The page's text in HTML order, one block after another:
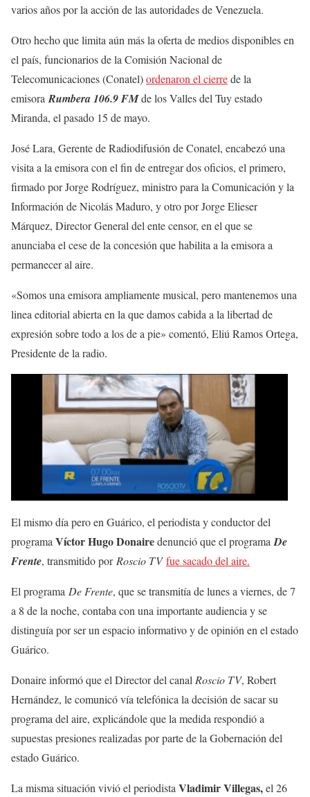
varios años por la acción de las autoridades de Venezuela.
Otro hecho que limita aún más la oferta de medios disponibles en
el país, funcionarios de la Comisión Nacional de
Telecomunicaciones (Conatel)ordenaron el cierrede la
emisora Rumbera 106.9 FMde los Valles del Tuy estado
Miranda, el pasado 15 de mayo.
José Lara, Gerente de Radiodifusión de Conatel, encabezó una
visita a la emisora con el fin de entregar dos oficios, el primero,
firmado por Jorge Rodríguez, ministro para la Comunicación y la
Información de Nicolás Maduro, y otro por Jorge Elieser
Márquez, Director General del ente censor, en el que se
anunciaba el cese de la concesión que habilita a la emisora a
permanecer al aire.
«Somos una emisora ampliamente musical, pero mantenemos una
linea editorial abierta en la que damos cabida a la libertad de
expresión sobre todo a los de a pie» comentó, Eliú Ramos Ortega,
Presidente de la radio.
El mismo día pero en Guárico, el periodista y conductor del
programa Víctor Hugo Donairedenunció que el programa De
Frente, transmitido por Roscio TV fue sacado del aire.
El programa De Frente, que se transmitía de lunes a viernes, de 7
a 8 de la noche, contaba con una importante audiencia y se
distinguía por ser un espacio informativo y de opinión en el estado
Guárico.
Donaire informó que el Director del canal Roscio TV, Robert
Hernández, le comunicó vía telefónica la decisión de sacar su
programa del aire, explicándole que la medida respondió a
supuestas presiones realizadas por parte de la Gobernación del
estado Guárico.
La misma situación vivió el periodista Vladimir Villegas,el 26